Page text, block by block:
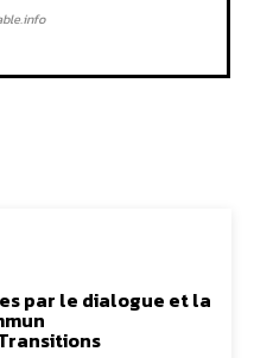
par le dialogue et la